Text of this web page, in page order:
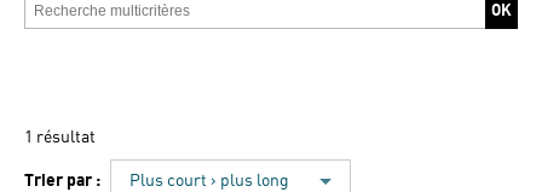
1 résultat
Trier par : Plus court › plus long